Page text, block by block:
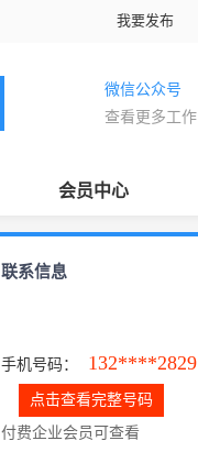
我要发布
微信公众号
查看更多工作
会员中心
联系信息
手机号码： 132****2829
点击查看完整号码
付费企业会员可查看